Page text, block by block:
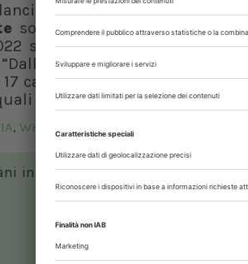
dei casi, aggiornato al
sono risultate positive al
si contano almeno88
valutazione del
casi umani di infezione da
si conta un decesso. I casi,
, WHO WOAH
in contatto con noi sui nostri